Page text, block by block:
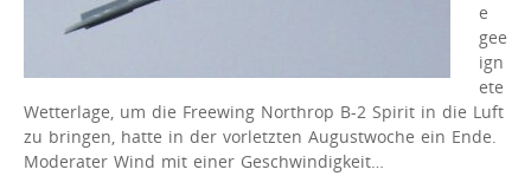
e
gee
ign
ete
Wetterlage, um die Freewing Northrop B-2 Spirit in die Luft
zu bringen, hatte in der vorletzten Augustwoche ein Ende.
Moderater Wind mit einer Geschwindigkeit…